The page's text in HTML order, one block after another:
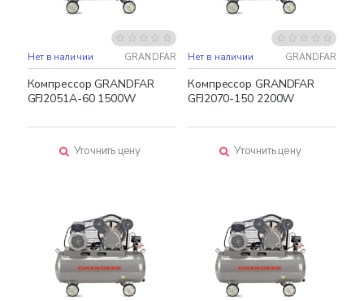
Нет в наличии GRANDFAR
Компрессор GRANDFAR
GFJ2051A-60 1500W
Уточнить цену
Нет в наличии GRANDFAR
Компрессор GRANDFAR
GFJ2070-150 2200W
Уточнить цену